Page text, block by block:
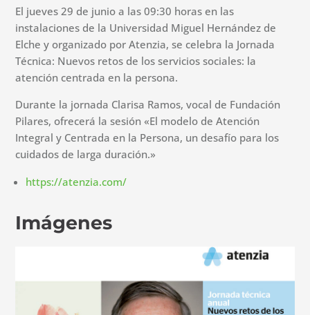
El jueves 29 de junio a las 09:30 horas en las
instalaciones de la Universidad Miguel Hernández de
Elche y organizado por Atenzia, se celebra la Jornada
Técnica: Nuevos retos de los servicios sociales: la
atención centrada en la persona.
Durante la jornada Clarisa Ramos, vocal de Fundación
Pilares, ofrecerá la sesión «El modelo de Atención
Integral y Centrada en la Persona, un desafío para los
cuidados de larga duración.»
https://atenzia.com/
Imágenes